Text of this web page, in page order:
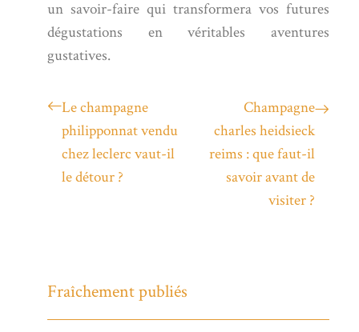
un savoir-faire qui transformera vos futures
dégustations en véritables aventures
gustatives.
Le champagne
philipponnat vendu
chez leclerc vaut-il
le détour ?
Champagne
charles heidsieck
reims : que faut-il
savoir avant de
visiter ?
Fraîchement publiés